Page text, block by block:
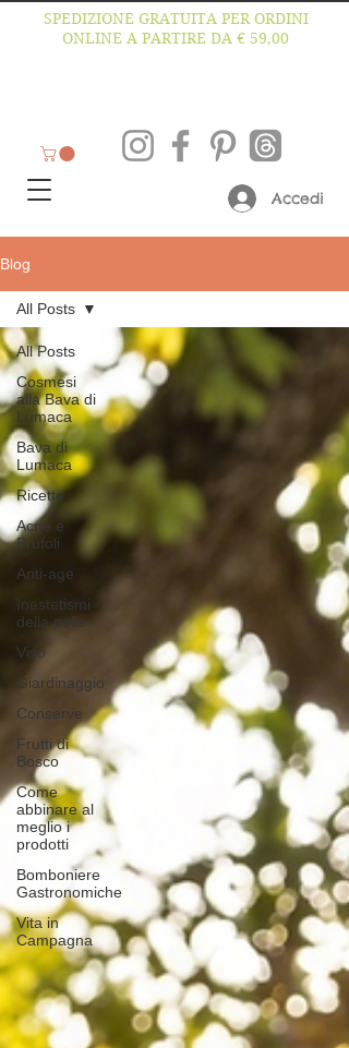
SPEDIZIONE GRATUITA PER ORDINI
ONLINE A PARTIRE DA € 59,00
Accedi
Blog
All Posts
Cosmesi
alla Bava di
Lumaca
Bava di
Lumaca
Ricette
Acne e
Brufoli
Anti-age
Inestetismi
della pelle
Viso
Giardinaggio
Conserve
Frutti di
Bosco
Come
abbinare al
meglio i
prodotti
Bomboniere
Gastronomiche
Vita in
Campagna
All Posts